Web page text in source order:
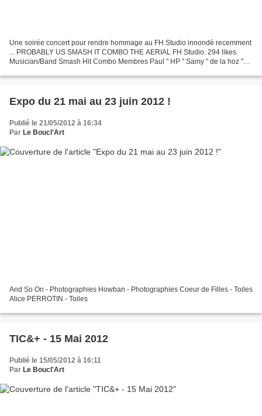
Une soirée concert pour rendre hommage au FH Studio innondé recemment
... PROBABLY US SMASH IT COMBO THE AERIAL FH Studio. 294 likes.
Musician/Band Smash Hit Combo Membres Paul " HP " Samy " de la hoz "
Expo du 21 mai au 23 juin 2012 !
Publié le 21/05/2012 à 16:34
Par Le Boucl'Art
And So On - Photographies Howban - Photographies Coeur de Filles - Toiles
Alice PERROTIN - Toiles
TIC&+ - 15 Mai 2012
Publié le 15/05/2012 à 16:11
Par Le Boucl'Art